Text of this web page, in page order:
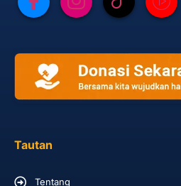
Tautan
Tentang